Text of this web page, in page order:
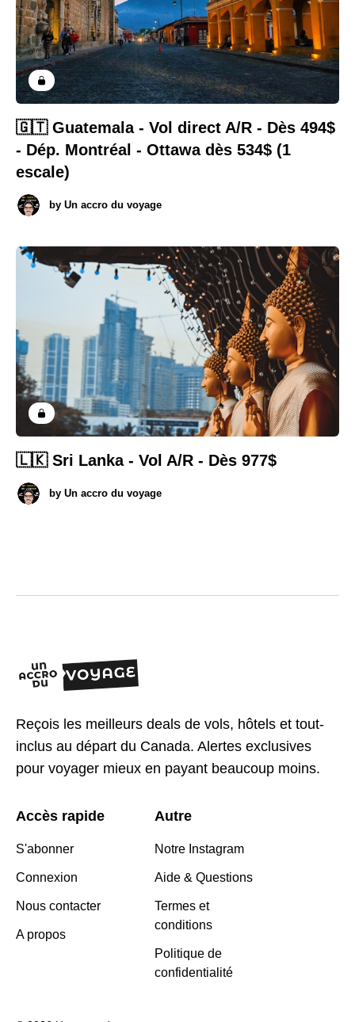
🇬🇹 Guatemala - Vol direct A/R - Dès 494$
- Dép. Montréal - Ottawa dès 534$ (1
escale)
by Un accro du voyage
🇱🇰 Sri Lanka - Vol A/R - Dès 977$
by Un accro du voyage
Reçois les meilleurs deals de vols, hôtels et tout-
inclus au départ du Canada. Alertes exclusives
pour voyager mieux en payant beaucoup moins.
Accès rapide
S'abonner
Connexion
Nous contacter
A propos
Autre
Notre Instagram
Aide & Questions
Termes et
conditions
Politique de
confidentialité